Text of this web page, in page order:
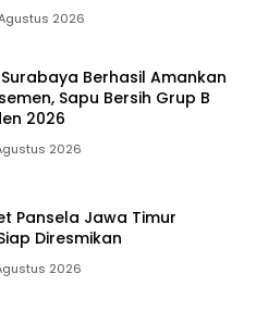
2026
Berhasil Amankan
Sapu Bersih Grup B
2026
2026
Pansela Jawa Timur
Diresmikan
2026